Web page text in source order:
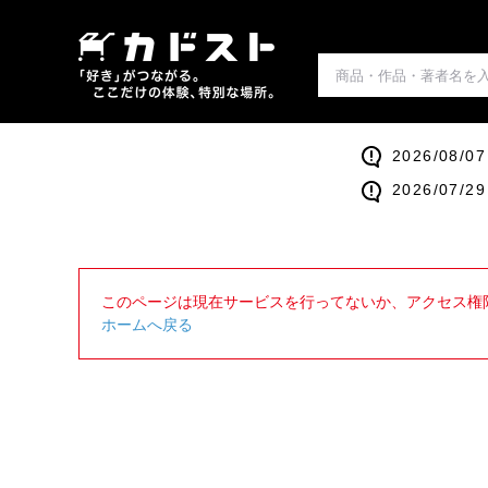
2026/08/07
2026/07/29
このページは現在サービスを行ってないか、アクセス
ホームへ戻る